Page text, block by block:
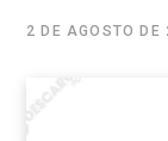
2 DE AGOSTO DE